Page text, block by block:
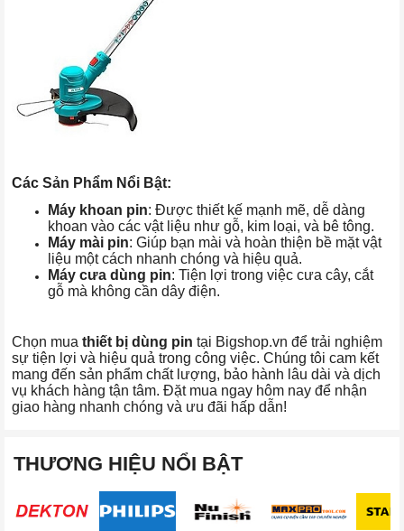
Các Sản Phẩm Nổi Bật:
Máy khoan pin: Được thiết kế mạnh mẽ, dễ dàng
khoan vào các vật liệu như gỗ, kim loại, và bê tông.
Máy mài pin: Giúp bạn mài và hoàn thiện bề mặt vật
liệu một cách nhanh chóng và hiệu quả.
Máy cưa dùng pin: Tiện lợi trong việc cưa cây, cắt
gỗ mà không cần dây điện.
Chọn mua thiết bị dùng pin tại Bigshop.vn để trải nghiệm
sự tiện lợi và hiệu quả trong công việc. Chúng tôi cam kết
mang đến sản phẩm chất lượng, bảo hành lâu dài và dịch
vụ khách hàng tận tâm. Đặt mua ngay hôm nay để nhận
giao hàng nhanh chóng và ưu đãi hấp dẫn!
THƯƠNG HIỆU NỔI BẬT